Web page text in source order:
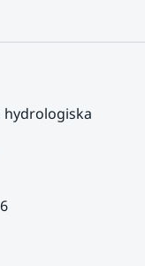
hydrologiska